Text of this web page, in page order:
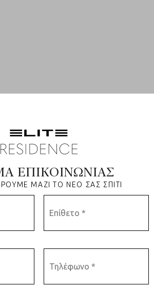
ΕΠΙΚΟΙΝΩΝΙΑΣ
ΜΑΖΙ ΤΟ ΝΕΟ ΣΑΣ ΣΠΙΤΙ